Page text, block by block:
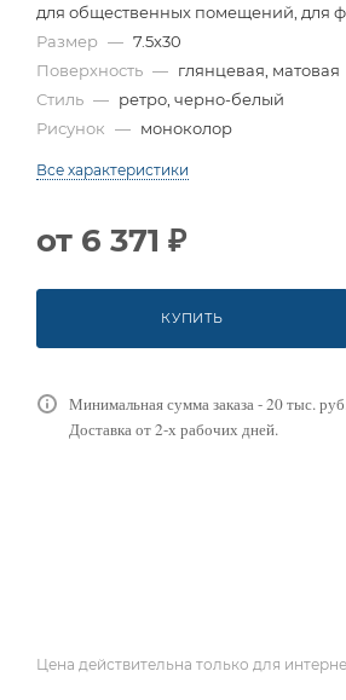
для общественных помещений, для
Размер — 7.5x30
Поверхность — глянцевая, матовая
Стиль — ретро, черно-белый
Рисунок — моноколор
Все характеристики
от 6 371 ₽
КУПИТЬ
Минимальная сумма заказа - 20 тыс. руб.
Доставка от 2-х рабочих дней.
Цена действительна только для